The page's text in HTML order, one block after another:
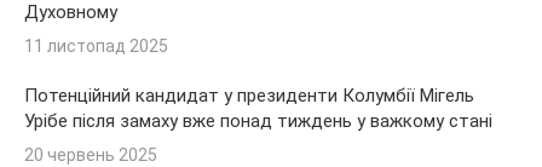
Духовному
11 листопад 2025
Потенційний кандидат у президенти Колумбії Мігель
Урібе після замаху вже понад тиждень у важкому стані
20 червень 2025